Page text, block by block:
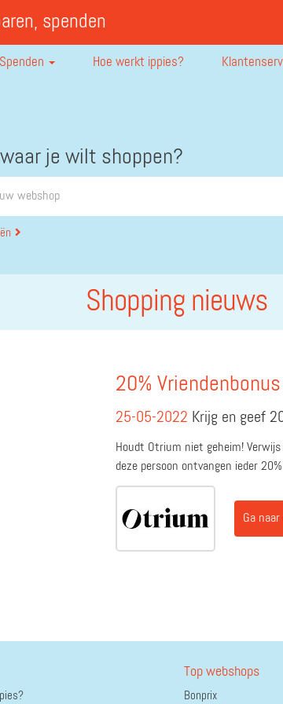
spenden
Spenden Hoe werkt ippies?
je wilt shoppen?
Shopping nieuws
20% Vriendenbonus
25-05-2022 Krijg en geef
Houdt Otrium niet geheim!
deze persoon ontvangen ieder
Ga
Top webshops
Bonprix